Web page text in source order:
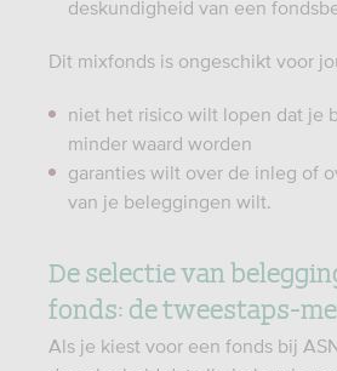
deskundigheid van een
Dit mixfonds is ongeschikt voor
niet het risico wilt lopen dat je
minder waard worden
garanties wilt over de inleg of
van je beleggingen wilt.
De selectie van
fonds: de tweestaps-
Als je kiest voor een fonds bij